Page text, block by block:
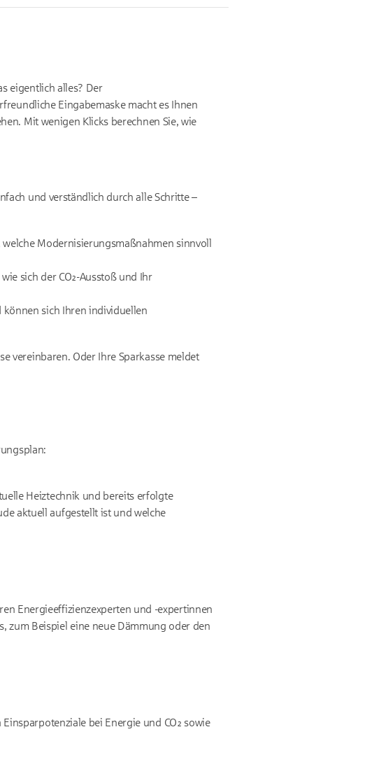
eigentlich alles? Der
Eingabemaske macht es Ihnen
Mit wenigen Klicks berechnen Sie, wie
und verständlich durch alle Schritte –
Modernisierungsmaßnahmen sinnvoll
sich der CO₂-Ausstoß und Ihr
können sich Ihren individuellen
vereinbaren. Oder Ihre Sparkasse meldet
Heiztechnik und bereits erfolgte
aktuell aufgestellt ist und welche
Energieeffizienzexperten und -expertinnen
zum Beispiel eine neue Dämmung oder den
bei Energie und CO₂ sowie